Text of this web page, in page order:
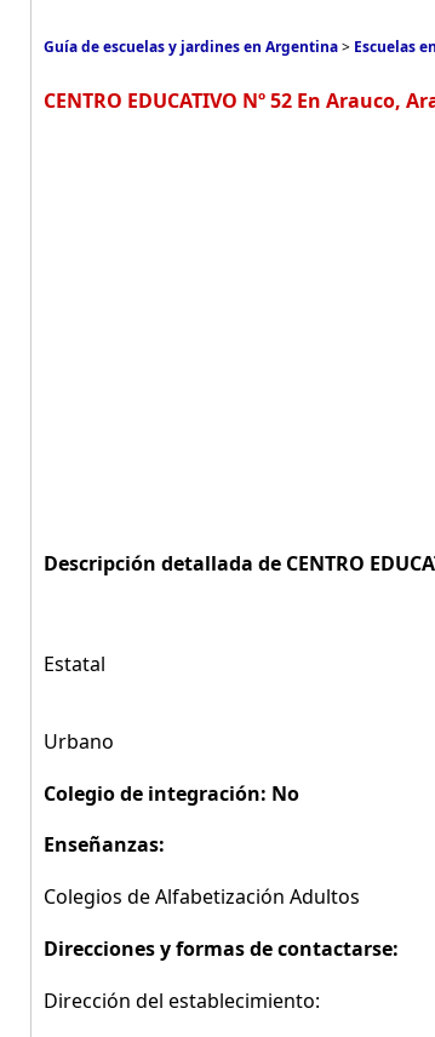
Guía de escuelas y jardines en Argentina> Escuelas
CENTRO EDUCATIVO Nº 52 En Arauco,
Descripción detallada de CENTRO
Estatal
Urbano
Colegio de integración: No
Enseñanzas:
Colegios de Alfabetización Adultos
Direcciones y formas de contactarse:
Dirección del establecimiento: